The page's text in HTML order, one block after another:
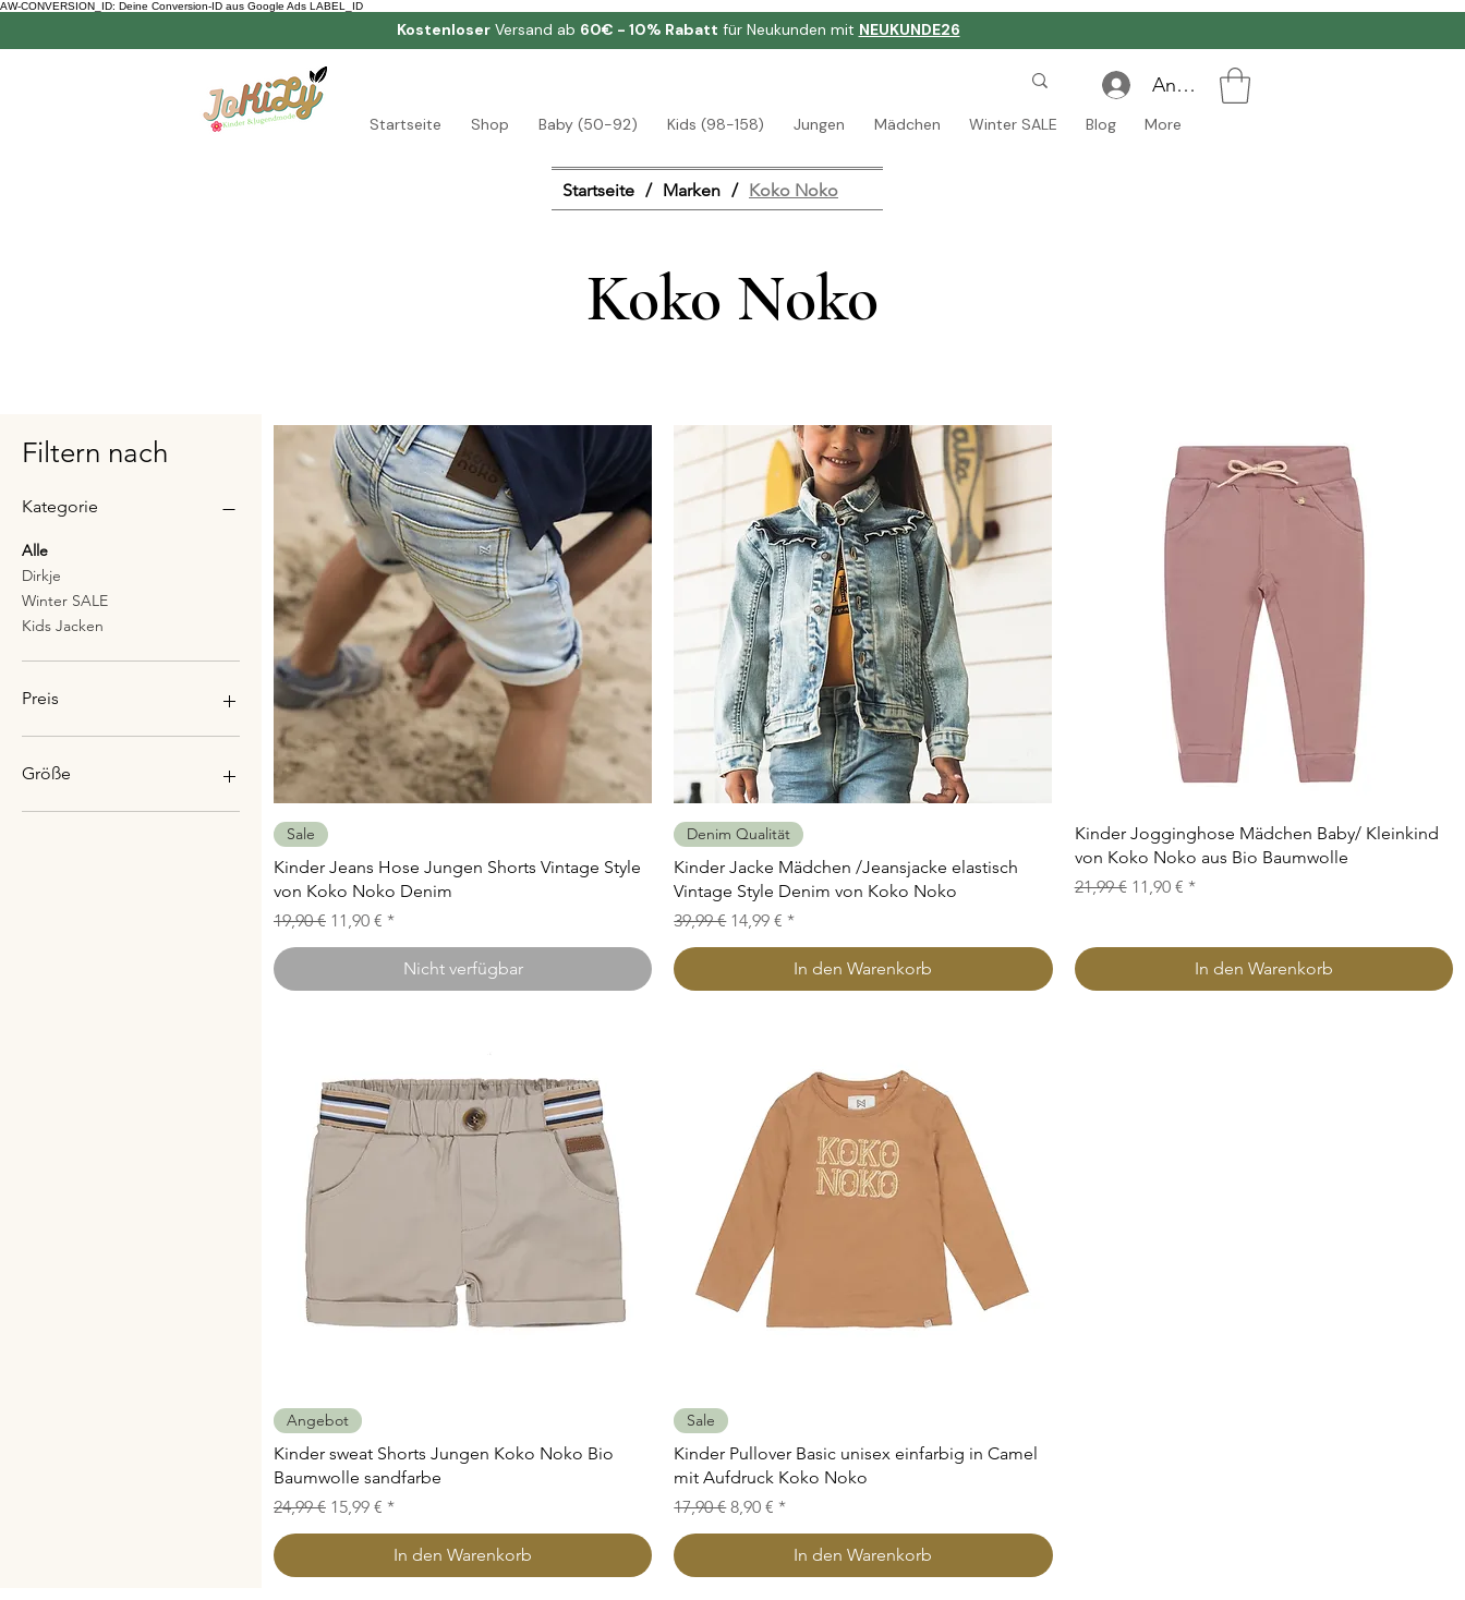
AW-CONVERSION_ID: Deine Conversion-ID aus Google Ads LABEL_ID
KostenloserVersand ab 60€ - 10% Rabatt für Neukunden mit NEUKUNDE26
Anmelden
Startseite Shop Baby (50-92) Kids (98-158) Jungen Mädchen Winter SALE Blog More
Startseite / Marken / Koko Noko
Koko Noko
Filtern nach
Kategorie
Alle
Dirkje
Winter SALE
Kids Jacken
Preis
8 €
Größe
104
Sale
Kinder Jeans Hose Jungen Shorts Vintage Style
von Koko Noko Denim
Standardpreis
19,90 € Sale-Preis
11,90 €
Nicht verfügbar
Denim Qualität
Kinder Jacke Mädchen /Jeansjacke elastisch
Vintage Style Denim von Koko Noko
Standardpreis
39,99 € Sale-Preis
14,99 €
In den Warenkorb
Schnellansicht
Kinder Jogginghose Mädchen Baby/ Kleinkind
von Koko Noko aus Bio Baumwolle
Standardpreis
21,99 € Sale-Preis
11,90 €
In den Warenkorb
Angebot
Kinder sweat Shorts Jungen Koko Noko Bio
Baumwolle sandfarbe
Standardpreis
24,99 € Sale-Preis
15,99 €
In den Warenkorb
Sale
Kinder Pullover Basic unisex einfarbig in Camel
mit Aufdruck Koko Noko
Standardpreis
17,90 €Sale-Preis
8,90 €
In den Warenkorb